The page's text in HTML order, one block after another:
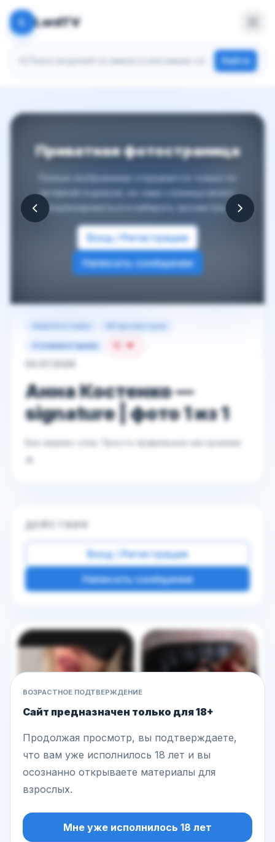
L LordTV
Найти
Приватная фотостраница
Полное изображение открывается только по
активной подписке, но сама страница может
индексироваться и набирать просмотры.
Вход / Регистрация
Написать сообщение
Анна Костенко 69 просмотров
0 комментариев
Анна Костенко —
signature | фото 1 из 1
Без лишних слов. Просто правильное настроение
💋
ДЕЙСТВИЯ
Вход / Регистрация
Написать сообщение
Другие фото этой модели
ВОЗРАСТНОЕ ПОДТВЕРЖДЕНИЕ
Сайт предназначен только для 18+
Продолжая просмотр, вы подтверждаете,
что вам уже исполнилось 18 лет и вы
осознанно открываете материалы для
взрослых.
Мне уже исполнилось 18 лет